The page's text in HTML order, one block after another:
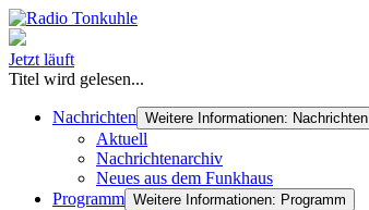
Jetzt läuft
Titel wird gelesen...
Nachrichten Weitere Informationen: Nachrichten
Aktuell
Nachrichtenarchiv
Neues aus dem Funkhaus
Programm Weitere Informationen: Programm